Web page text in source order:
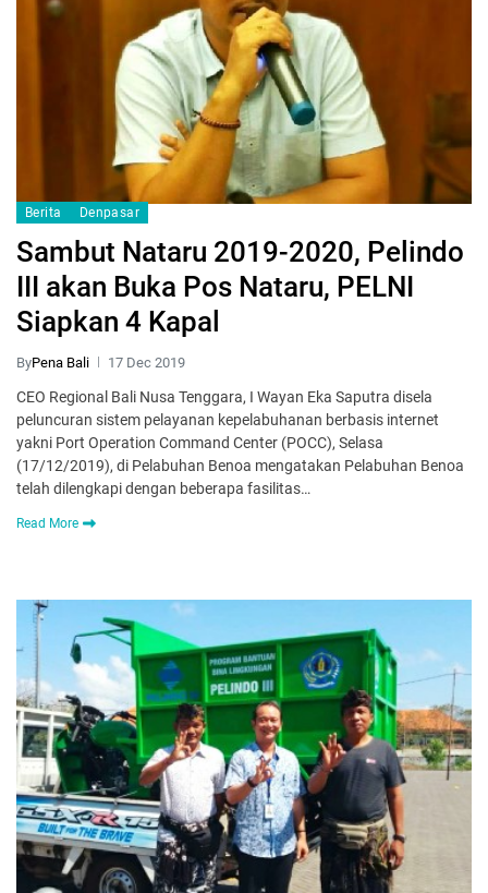
Berita Denpasar
Sambut Nataru 2019-2020, Pelindo
III akan Buka Pos Nataru, PELNI
Siapkan 4 Kapal
ByPena Bali 17 Dec 2019
CEO Regional Bali Nusa Tenggara, I Wayan Eka Saputra disela
peluncuran sistem pelayanan kepelabuhanan berbasis internet
yakni Port Operation Command Center (POCC), Selasa
(17/12/2019), di Pelabuhan Benoa mengatakan Pelabuhan Benoa
telah dilengkapi dengan beberapa fasilitas…
Read More